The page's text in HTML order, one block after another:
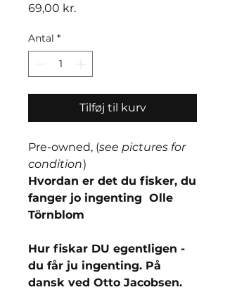
69,00 kr.Pris
Antal *
Tilføj til kurv
Pre-owned, (see pictures for
condition)
Hvordan er det du fisker, du
fanger jo ingenting Olle
Törnblom
Hur fiskar DU egentligen -
du får ju ingenting. På
dansk ved Otto Jacobsen.